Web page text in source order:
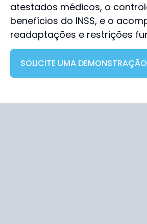
atestados médicos, o
benefícios do INSS, e o
readaptações e restrições
SOLICITE UMA DEMONSTRAÇÃO